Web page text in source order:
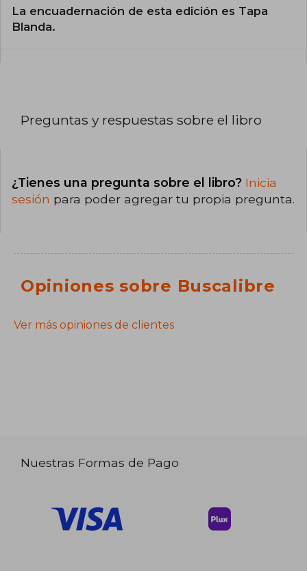
La encuadernación de esta edición es Tapa
Blanda.
Preguntas y respuestas sobre el libro
¿Tienes una pregunta sobre el libro? Inicia
sesión para poder agregar tu propia pregunta.
Opiniones sobre Buscalibre
Ver más opiniones de clientes
Nuestras Formas de Pago